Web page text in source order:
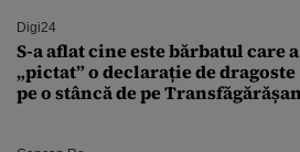
Digi24
S-a aflat cine este bărbatul care a
„pictat” o declarație de dragoste
pe o stâncă de pe